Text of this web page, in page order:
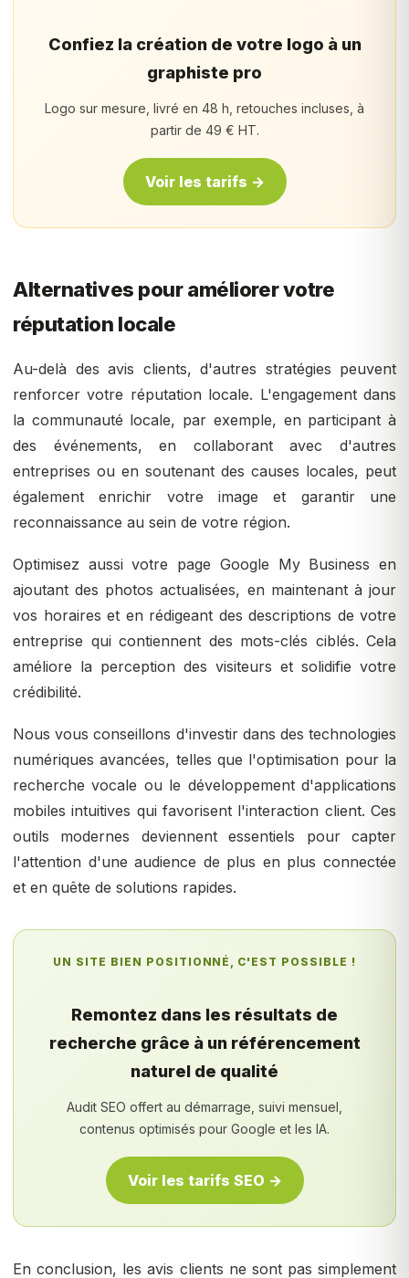
Confiez la création de votre logo à un
graphiste pro
Logo sur mesure, livré en 48 h, retouches incluses, à
partir de 49 € HT.
Voir les tarifs →
Alternatives pour améliorer votre
réputation locale
Au-delà des avis clients, d'autres stratégies peuvent
renforcer votre réputation locale. L'engagement dans
la communauté locale, par exemple, en participant à
des événements, en collaborant avec d'autres
entreprises ou en soutenant des causes locales, peut
également enrichir votre image et garantir une
reconnaissance au sein de votre région.
Optimisez aussi votre page Google My Business en
ajoutant des photos actualisées, en maintenant à jour
vos horaires et en rédigeant des descriptions de votre
entreprise qui contiennent des mots-clés ciblés. Cela
améliore la perception des visiteurs et solidifie votre
crédibilité.
Nous vous conseillons d'investir dans des technologies
numériques avancées, telles que l'optimisation pour la
recherche vocale ou le développement d'applications
mobiles intuitives qui favorisent l'interaction client. Ces
outils modernes deviennent essentiels pour capter
l'attention d'une audience de plus en plus connectée
et en quête de solutions rapides.
UN SITE BIEN POSITIONNÉ, C'EST POSSIBLE !
Remontez dans les résultats de
recherche grâce à un référencement
naturel de qualité
Audit SEO offert au démarrage, suivi mensuel,
contenus optimisés pour Google et les IA.
Voir les tarifs SEO →
En conclusion, les avis clients ne sont pas simplement